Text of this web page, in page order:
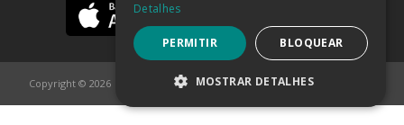
Copyright © 2026
Detalhes
PERMITIR BLOQUEAR
MOSTRAR DETALHES
ESTRITAMENTE NECESSÁRIOS